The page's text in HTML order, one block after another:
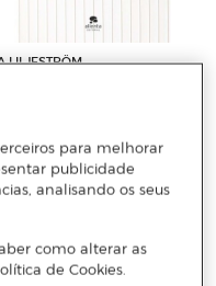
LILJESTRÖM
para melhorar
publicidade
analisando os seus
como alterar as
de Cookies.